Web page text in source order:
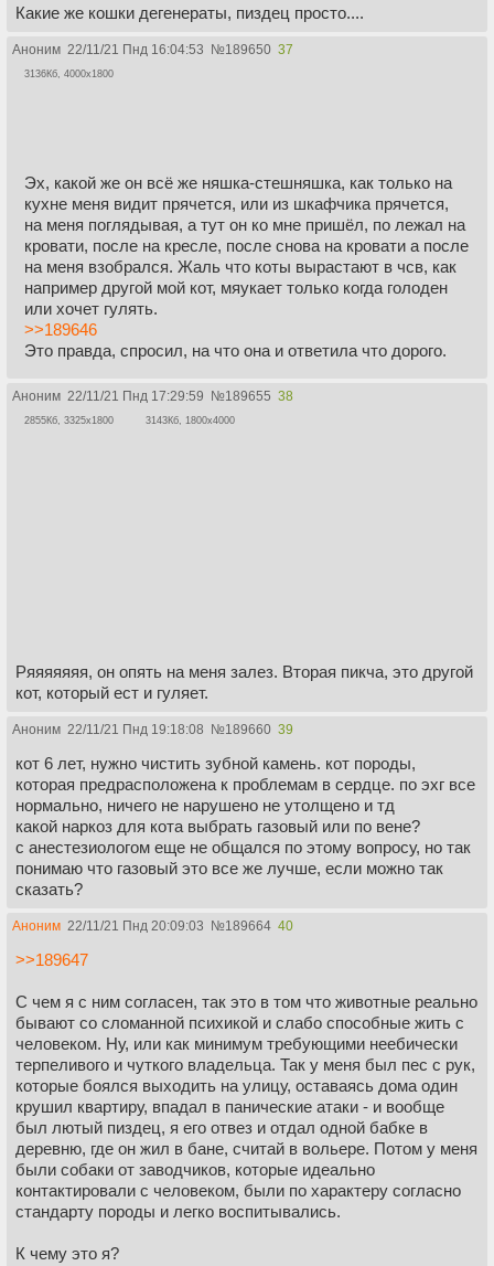
Какие же кошки дегенераты, пиздец просто....
Аноним 22/11/21 Пнд 16:04:53 №189650 37
3136Кб, 4000x1800
Эх, какой же он всё же няшка-стешняшка, как только на
кухне меня видит прячется, или из шкафчика прячется,
на меня поглядывая, а тут он ко мне пришёл, по лежал на
кровати, после на кресле, после снова на кровати а после
на меня взобрался. Жаль что коты вырастают в чсв, как
например другой мой кот, мяукает только когда голоден
или хочет гулять.
>>189646
Это правда, спросил, на что она и ответила что дорого.
Аноним 22/11/21 Пнд 17:29:59 №189655 38
2855Кб, 3325x1800 3143Кб, 1800x4000
Ряяяяяяя, он опять на меня залез. Вторая пикча, это другой
кот, который ест и гуляет.
Аноним 22/11/21 Пнд 19:18:08 №189660 39
кот 6 лет, нужно чистить зубной камень. кот породы,
которая предрасположена к проблемам в сердце. по эхг все
нормально, ничего не нарушено не утолщено и тд
какой наркоз для кота выбрать газовый или по вене?
с анестезиологом еще не общался по этому вопросу, но так
понимаю что газовый это все же лучше, если можно так
сказать?
Аноним 22/11/21 Пнд 20:09:03 №189664 40
>>189647
С чем я с ним согласен, так это в том что животные реально
бывают со сломанной психикой и слабо способные жить с
человеком. Ну, или как минимум требующими неебически
терпеливого и чуткого владельца. Так у меня был пес с рук,
которые боялся выходить на улицу, оставаясь дома один
крушил квартиру, впадал в панические атаки - и вообще
был лютый пиздец, я его отвез и отдал одной бабке в
деревню, где он жил в бане, считай в вольере. Потом у меня
были собаки от заводчиков, которые идеально
контактировали с человеком, были по характеру согласно
стандарту породы и легко воспитывались.
К чему это я?